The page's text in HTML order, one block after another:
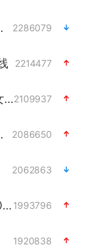
园量产 2286079
2214477
中国女篮70-67险胜尼日利亚女篮2109937
龙卷风 2086650
2062863
中巨芯：上半年归母净利润1405.77万元 1993796
1920838